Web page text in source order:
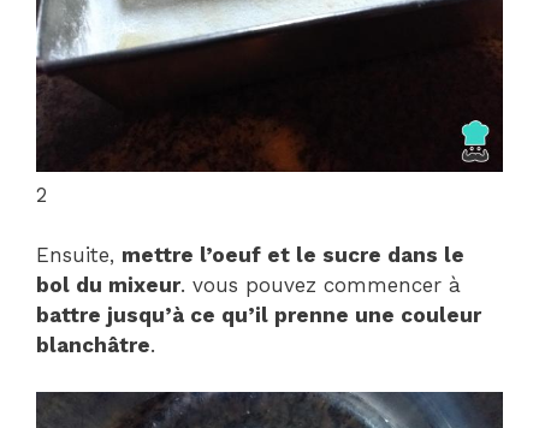
2
Ensuite, mettre l’oeuf et le sucre dans le
bol du mixeur. vous pouvez commencer à
battre jusqu’à ce qu’il prenne une couleur
blanchâtre.